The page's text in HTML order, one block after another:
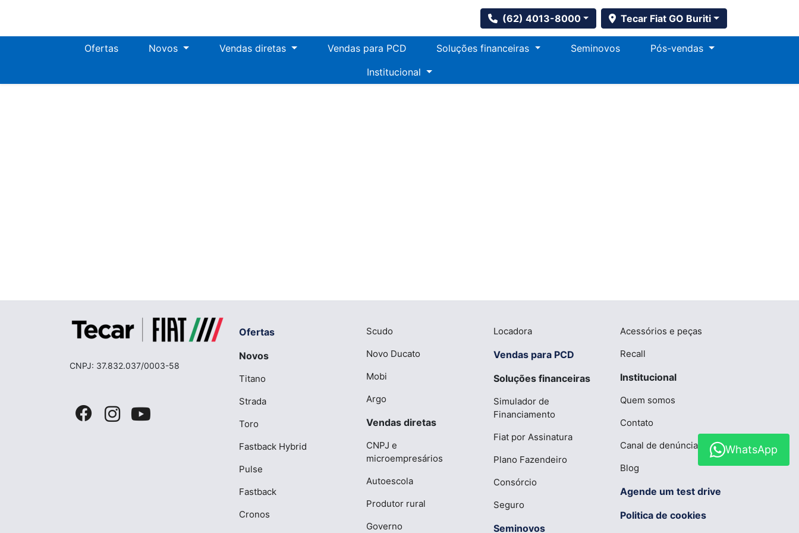
(62) 4013-8000 Tecar Fiat GO Buriti
Ofertas Novos Vendas diretas Vendas para PCD Soluções financeiras Seminovos
Pós-vendas
Institucional
CNPJ: 37.832.037/0003-58
Ofertas
Novos
Titano
Strada
Toro
Fastback Hybrid
Pulse
Fastback
Cronos
Scudo
Novo Ducato
Mobi
Argo
Vendas diretas
CNPJ e
microempresários
Autoescola
Produtor rural
Governo
Locadora
Vendas para PCD
Soluções financeiras
Simulador de
Financiamento
Fiat por Assinatura
Plano Fazendeiro
Consórcio
Seguro
Seminovos
Acessórios e peças
Recall
Institucional
Quem somos
Contato
Canal de denúncias
Blog
Agende um test drive
Politica de cookies
WhatsApp